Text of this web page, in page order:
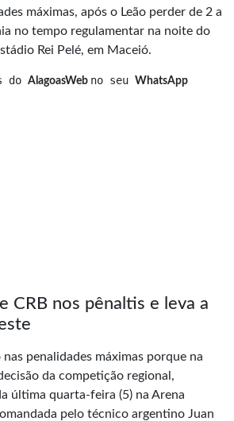
máximas, após o Leão perder de 2 a
no tempo regulamentar na noite do
Rei Pelé, em Maceió.
do AlagoasWeb no seu WhatsApp
CRB nos pênaltis e leva a
penalidades máximas porque na
da competição regional,
última quarta-feira (5) na Arena
pelo técnico argentino Juan